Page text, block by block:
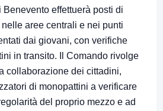
effettuerà posti di
aree centrali e nei punti
dai giovani, con verifiche
in transito. Il Comando rivolge
collaborazione dei cittadini,
di monopattini a verificare
del proprio mezzo e ad